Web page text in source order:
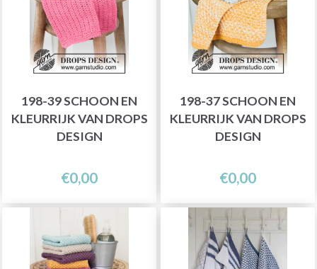
198-39 SCHOON EN
KLEURRIJK VAN DROPS
DESIGN
€0,00
198-37 SCHOON EN
KLEURRIJK VAN DROPS
DESIGN
€0,00